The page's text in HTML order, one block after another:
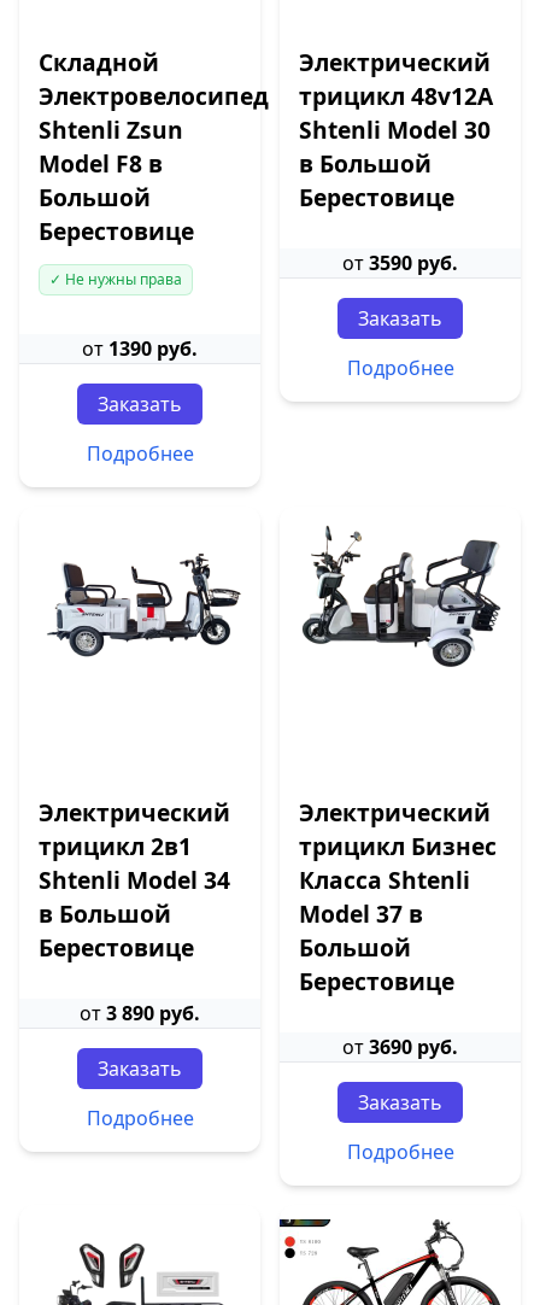
Складной
Электровелосипед
Shtenli Zsun
Model F8 в
Большой
Берестовице
✓ Не нужны права
от 1390 руб.
Заказать
Подробнее
Электрический
трицикл 48v12A
Shtenli Model 30
в Большой
Берестовице
от3590 руб.
Заказать
Подробнее
Электрический
трицикл 2в1
Shtenli Model 34
в Большой
Берестовице
от3 890 руб.
Заказать
Подробнее
Электрический
трицикл Бизнес
Класса Shtenli
Model 37 в
Большой
Берестовице
от3690 руб.
Заказать
Подробнее